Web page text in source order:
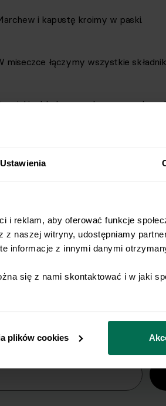
Ustawienia
reklam, aby oferować funkcje
naszej witryny, udostępniamy
informacje z innymi danymi
się z nami skontaktować i w jaki
plików cookies
i kapustę kroimy w paski.
miseczce łączymy wszystkie
miski wkładamy: makaron,
na e-mail
prosto na Twoja skrzynkę e-